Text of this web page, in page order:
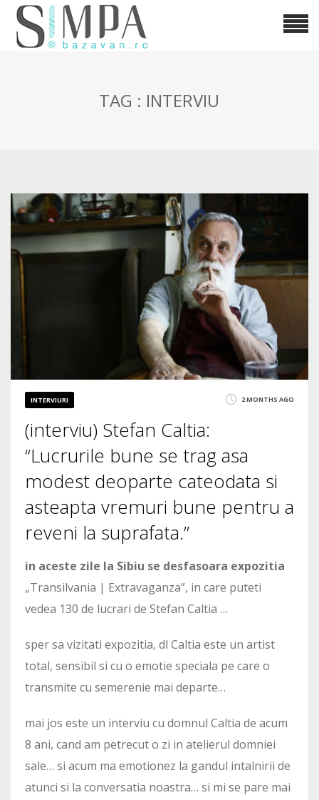
TAG : INTERVIU
INTERVIURI 2 MONTHS AGO
(interviu) Stefan Caltia:
“Lucrurile bune se trag asa
modest deoparte cateodata si
asteapta vremuri bune pentru a
reveni la suprafata.”
in aceste zile la Sibiu se desfasoara expozitia
„Transilvania | Extravaganza”, in care puteti
vedea 130 de lucrari de Stefan Caltia …
sper sa vizitati expozitia, dl Caltia este un artist
total, sensibil si cu o emotie speciala pe care o
transmite cu semerenie mai departe…
mai jos este un interviu cu domnul Caltia de acum
8 ani, cand am petrecut o zi in atelierul domniei
sale… si acum ma emotionez la gandul intalnirii de
atunci si la conversatia noastra… si mi se pare mai